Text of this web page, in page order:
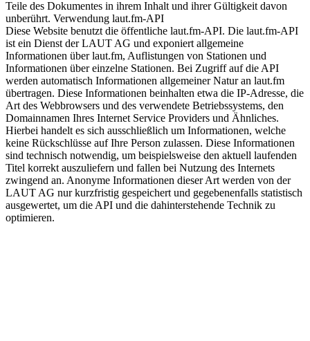
Teile des Dokumentes in ihrem Inhalt und ihrer Gültigkeit davon
unberührt. Verwendung laut.fm-API
Diese Website benutzt die öffentliche laut.fm-API. Die laut.fm-API
ist ein Dienst der LAUT AG und exponiert allgemeine
Informationen über laut.fm, Auflistungen von Stationen und
Informationen über einzelne Stationen. Bei Zugriff auf die API
werden automatisch Informationen allgemeiner Natur an laut.fm
übertragen. Diese Informationen beinhalten etwa die IP-Adresse, die
Art des Webbrowsers und des verwendete Betriebssystems, den
Domainnamen Ihres Internet Service Providers und Ähnliches.
Hierbei handelt es sich ausschließlich um Informationen, welche
keine Rückschlüsse auf Ihre Person zulassen. Diese Informationen
sind technisch notwendig, um beispielsweise den aktuell laufenden
Titel korrekt auszuliefern und fallen bei Nutzung des Internets
zwingend an. Anonyme Informationen dieser Art werden von der
LAUT AG nur kurzfristig gespeichert und gegebenenfalls statistisch
ausgewertet, um die API und die dahinterstehende Technik zu
optimieren.